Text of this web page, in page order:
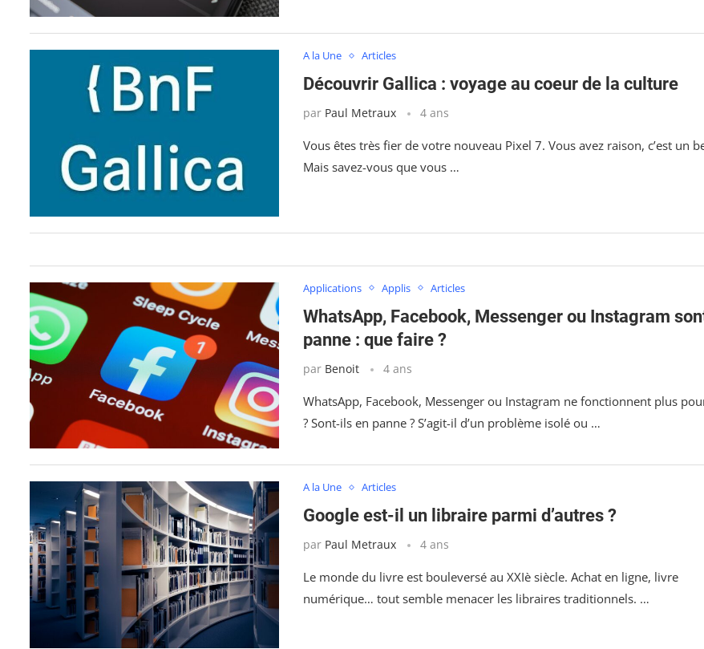
A la Une Articles
Découvrir Gallica : voyage au coeur de la culture
par Paul Metraux 4 ans
Vous êtes très fier de votre nouveau Pixel 7. Vous avez raison, c’est un
Mais savez-vous que vous …
Applications Applis Articles
WhatsApp, Facebook, Messenger ou Instagram
panne : que faire ?
par Benoit 4 ans
WhatsApp, Facebook, Messenger ou Instagram ne fonctionnent plus
? Sont-ils en panne ? S’agit-il d’un problème isolé ou …
A la Une Articles
Google est-il un libraire parmi d’autres ?
par Paul Metraux 4 ans
Le monde du livre est bouleversé au XXIè siècle. Achat en ligne, livre
numérique… tout semble menacer les libraires traditionnels. …